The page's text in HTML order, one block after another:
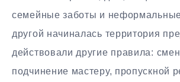
семейные заботы и
другой начиналась территория
действовали другие правила:
подчинение мастеру, пропускной